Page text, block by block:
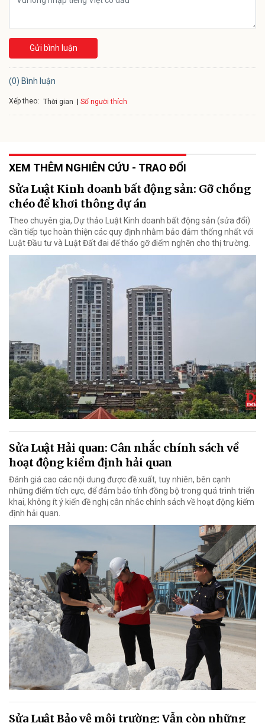
Gửi bình luận
(0) Bình luận
Xếp theo: Thời gian Số người thích
XEM THÊM NGHIÊN CỨU - TRAO ĐỔI
Sửa Luật Kinh doanh bất động sản: Gỡ chồng
chéo để khơi thông dự án
Theo chuyên gia, Dự thảo Luật Kinh doanh bất động sản (sửa đổi)
cần tiếp tục hoàn thiện các quy định nhằm bảo đảm thống nhất với
Luật Đầu tư và Luật Đất đai để tháo gỡ điểm nghẽn cho thị trường.
Sửa Luật Hải quan: Cân nhắc chính sách về
hoạt động kiểm định hải quan
Đánh giá cao các nội dung được đề xuất, tuy nhiên, bên cạnh
những điểm tích cực, để đảm bảo tính đồng bộ trong quá trình triển
khai, không ít ý kiến đề nghị cân nhắc chính sách về hoạt động kiểm
định hải quan.
Sửa Luật Bảo vệ môi trường: Vẫn còn những